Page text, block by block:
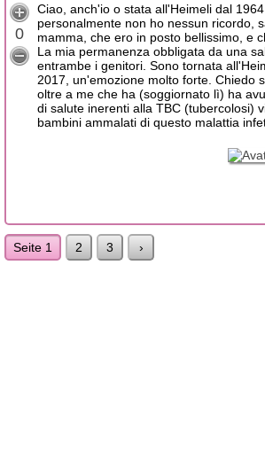
0
Ciao, anch'io o stata all'Heimeli dal
personalmente non ho nessun ricordo,
mamma, che ero in posto bellissimo, e
La mia permanenza obbligata da una
entrambe i genitori. Sono tornata
2017, un'emozione molto forte. Chiedo
oltre a me che ha (soggiornato lì) ha
di salute inerenti alla TBC (tubercolosi)
bambini ammalati di questo malattia
Seite 1 2 3 ›